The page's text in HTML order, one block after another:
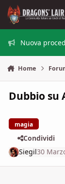
Vai al contenuto
Nuova
Home
Dubbio su
magia
Condividi
Siegil30